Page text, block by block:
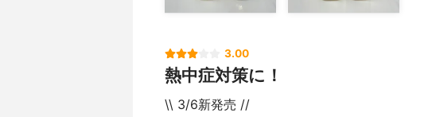
3.00
熱中症対策に！
\\ 3/6新発売 //